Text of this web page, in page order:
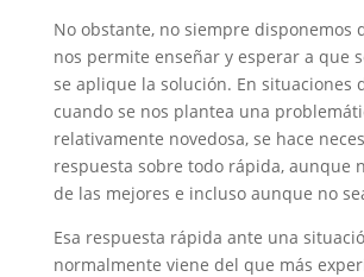
No obstante, no siempre disponemos
nos permite enseñar y esperar a que
se aplique la solución. En situaciones
cuando se nos plantea una
relativamente novedosa, se hace
respuesta sobre todo rápida, aunque
de las mejores e incluso aunque no
Esa respuesta rápida ante una
normalmente viene del que más